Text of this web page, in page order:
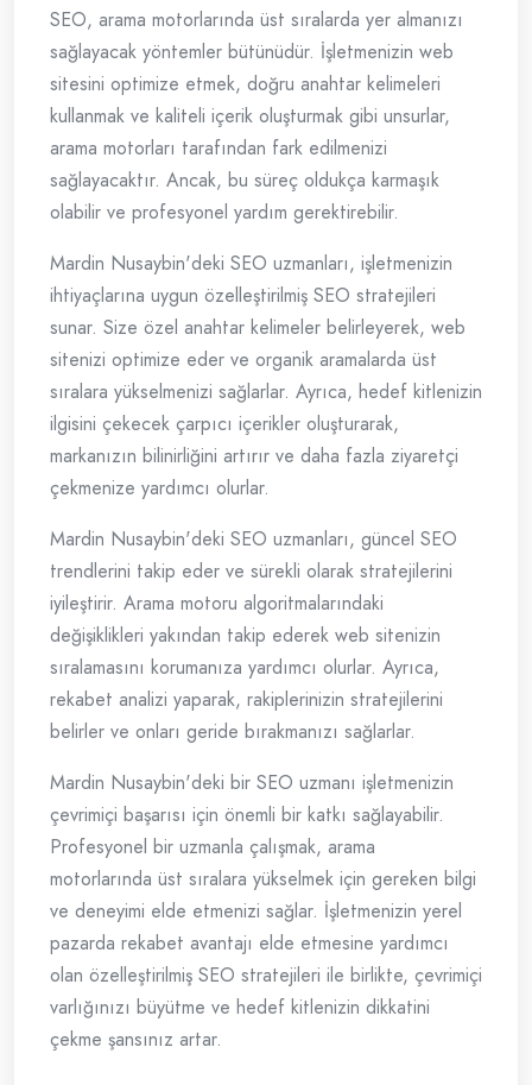
SEO, arama motorlarında üst sıralarda yer almanızı
sağlayacak yöntemler bütünüdür. İşletmenizin web
sitesini optimize etmek, doğru anahtar kelimeleri
kullanmak ve kaliteli içerik oluşturmak gibi unsurlar,
arama motorları tarafından fark edilmenizi
sağlayacaktır. Ancak, bu süreç oldukça karmaşık
olabilir ve profesyonel yardım gerektirebilir.
Mardin Nusaybin'deki SEO uzmanları, işletmenizin
ihtiyaçlarına uygun özelleştirilmiş SEO stratejileri
sunar. Size özel anahtar kelimeler belirleyerek, web
sitenizi optimize eder ve organik aramalarda üst
sıralara yükselmenizi sağlarlar. Ayrıca, hedef kitlenizin
ilgisini çekecek çarpıcı içerikler oluşturarak,
markanızın bilinirliğini artırır ve daha fazla ziyaretçi
çekmenize yardımcı olurlar.
Mardin Nusaybin'deki SEO uzmanları, güncel SEO
trendlerini takip eder ve sürekli olarak stratejilerini
iyileştirir. Arama motoru algoritmalarındaki
değişiklikleri yakından takip ederek web sitenizin
sıralamasını korumanıza yardımcı olurlar. Ayrıca,
rekabet analizi yaparak, rakiplerinizin stratejilerini
belirler ve onları geride bırakmanızı sağlarlar.
Mardin Nusaybin'deki bir SEO uzmanı işletmenizin
çevrimiçi başarısı için önemli bir katkı sağlayabilir.
Profesyonel bir uzmanla çalışmak, arama
motorlarında üst sıralara yükselmek için gereken bilgi
ve deneyimi elde etmenizi sağlar. İşletmenizin yerel
pazarda rekabet avantajı elde etmesine yardımcı
olan özelleştirilmiş SEO stratejileri ile birlikte, çevrimiçi
varlığınızı büyütme ve hedef kitlenizin dikkatini
çekme şansınız artar.